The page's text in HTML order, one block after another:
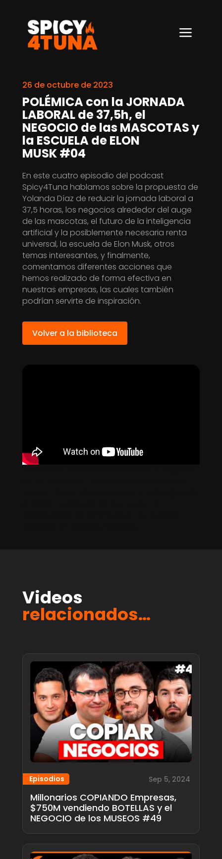
a
26 de octubre de 2023
POLÉMICA con la JORNADA
LABORAL de 37,5h, el
NEGOCIO de las MASCOTAS y
la ESCUELA de ELON
MUSK #04
En este cuatro episodio del podcast
Spicy4Tuna hablamos sobre la propuesta de
Yolanda Díaz de reducir la jornada laboral a
37,5 horas, los negocios alrededor del auge
de las mascotas, el futuro de la inteligencia
artificial y la posiblemente necesaria renta
universal, la escuela de Elon Musk, otros
temas interesantes, y finalmente,
comentamos diferentes acciones que
hemos realizado de forma efectiva en
nuestras empresas, las cuales también
podrían servirte de inspiración.
Volver a la biblioteca
Videos
relacionados…
Episodios Sep 5, 2024
Millonarios COPIANDO Empresas,
$750M vendiendo BOTELLAS y el
NEGOCIO de los MUSEOS #49